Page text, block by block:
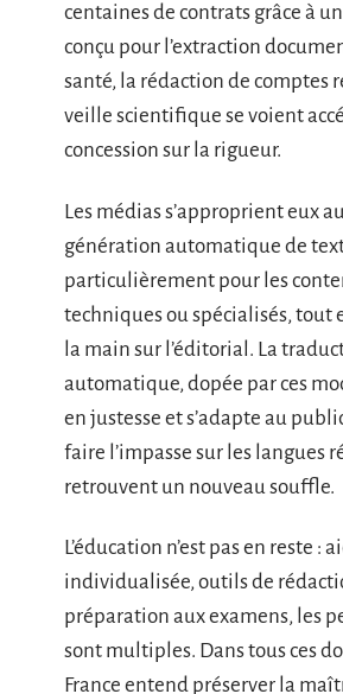
centaines de contrats grâce à
conçu pour l’extraction
santé, la rédaction de comptes
veille scientifique se voient
concession sur la rigueur.
Les médias s’approprient eux
génération automatique de
particulièrement pour les
techniques ou spécialisés, tout
la main sur l’éditorial. La
automatique, dopée par ces
en justesse et s’adapte au
faire l’impasse sur les langues
retrouvent un nouveau souffle.
L’éducation n’est pas en reste :
individualisée, outils de
préparation aux examens, les
sont multiples. Dans tous ces
France entend préserver la